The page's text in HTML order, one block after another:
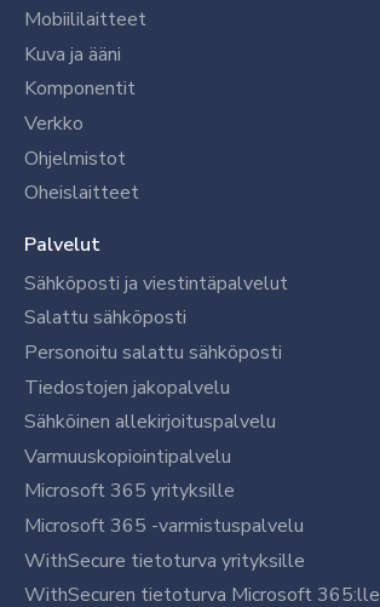
Mobiililaitteet
Kuva ja ääni
Komponentit
Verkko
Ohjelmistot
Oheislaitteet
Palvelut
Sähköposti ja viestintäpalvelut
Salattu sähköposti
Personoitu salattu sähköposti
Tiedostojen jakopalvelu
Sähköinen allekirjoituspalvelu
Varmuuskopiointipalvelu
Microsoft 365 yrityksille
Microsoft 365 -varmistuspalvelu
WithSecure tietoturva yrityksille
WithSecuren tietoturva Microsoft 365:lle